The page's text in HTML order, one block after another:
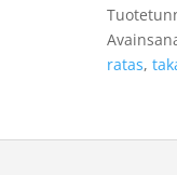
määrä
ratas,